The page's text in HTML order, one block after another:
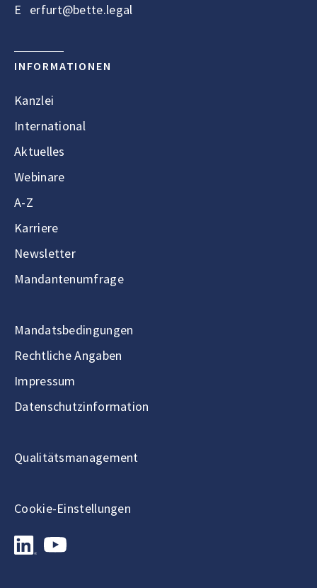
E erfurt@bette.legal
INFORMATIONEN
Kanzlei
International
Aktuelles
Webinare
A-Z
Karriere
Newsletter
Mandantenumfrage
Mandatsbedingungen
Rechtliche Angaben
Impressum
Datenschutzinformation
Qualitätsmanagement
Cookie-Einstellungen